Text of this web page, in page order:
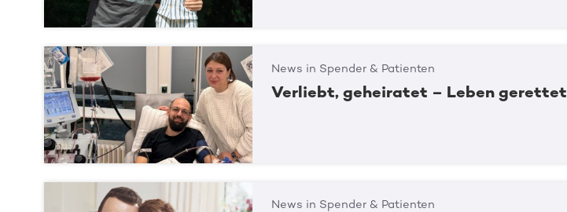
News in Spender & Patienten
Verliebt, geheiratet – Leben gerettet
News in Spender & Patienten